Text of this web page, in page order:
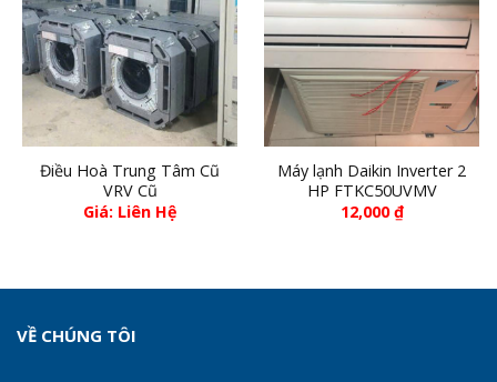
Điều Hoà Trung Tâm Cũ
VRV Cũ
Giá: Liên Hệ
Máy lạnh Daikin Inverter 2
HP FTKC50UVMV
12,000₫
VỀ CHÚNG TÔI